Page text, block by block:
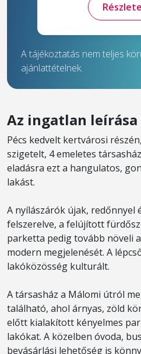
A tájékoztatás nem teljes
ajánlattételnek.
Az ingatlan leírása
Pécs kedvelt kertvárosi
szigetelt, 4 emeletes
eladásra ezt a hangulatos,
lakást.
A nyílászárók újak, redőnnyel
felszerelve, a felújított
parketta pedig tovább növeli
modern megjelenését. A
lakóközösség kulturált.
A társasház a Málomi útról
található, ahol árnyas, zöld
előtt kialakított kényelmes
lakókat. A közelben óvoda,
bevásárlási lehetőség is